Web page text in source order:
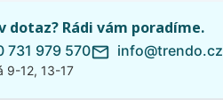
dotaz? Rádi vám poradíme.
731 979 570
9-12, 13-17
mail_outline info@trendo.cz